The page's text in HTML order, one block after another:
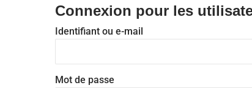
Connexion pour les
Identifiant ou e-mail
Mot de passe